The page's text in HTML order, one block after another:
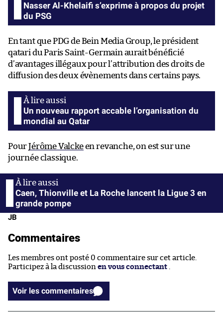
Nasser Al-Khelaifi s’exprime à propos du projet
du PSG
En tant que PDG de Bein Media Group, le président
qatari du Paris Saint-Germain aurait bénéficié
d’avantages illégaux pour l’attribution des droits de
diffusion des deux évènements dans certains pays.
Un nouveau rapport accable l’organisation du
mondial au Qatar
PourJérôme Valckeen revanche, on est sur une
journée classique.
Caen, Thionville et La Roche lancent la Ligue 3 en
grande pompe
JB
Commentaires
Les membres ont posté 0 commentaire sur cet article.
Participez à la discussion en vous connectant
Voir les commentaires